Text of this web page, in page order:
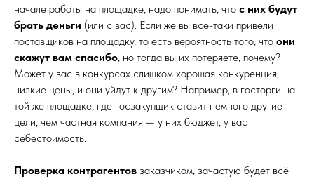
начале работы на площадке, надо понимать, что с них будут
брать деньги (или с вас). Если же вы всё-таки привели
поставщиков на площадку, то есть вероятность того, что они
скажут вам спасибо, но тогда вы их потеряете, почему?
Может у вас в конкурсах слишком хорошая конкуренция,
низкие цены, и они уйдут к другим? Например, в госторги на
той же площадке, где госзакупщик ставит немного другие
цели, чем частная компания — у них бюджет, у вас
себестоимость.
Проверка контрагентов заказчиком, зачастую будет всё